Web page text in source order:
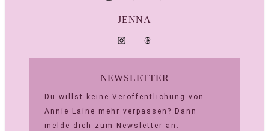
JENNA
NEWSLETTER
Du willst keine Veröffentlichung von
Annie Laine mehr verpassen? Dann
melde dich zum Newsletter an.